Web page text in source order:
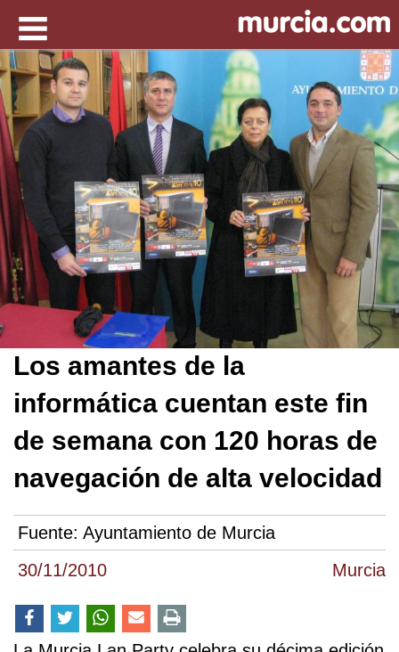
30/11/2010 Murcia
Los amantes de la
informática cuentan este fin
de semana con 120 horas de
navegación de alta velocidad
Fuente: Ayuntamiento de Murcia